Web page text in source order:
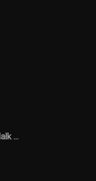
...